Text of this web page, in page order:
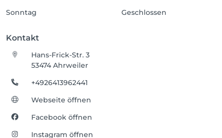
Sonntag
Geschlossen
Kontakt
Hans-Frick-Str. 3
53474 Ahrweiler
+4926413962441
Webseite öffnen
Facebook öffnen
Instagram öffnen